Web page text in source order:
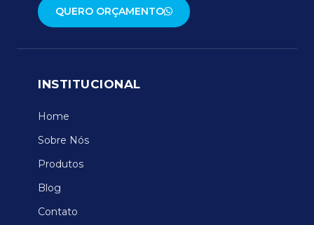
QUERO ORÇAMENTO
INSTITUCIONAL
Home
Sobre Nós
Produtos
Blog
Contato